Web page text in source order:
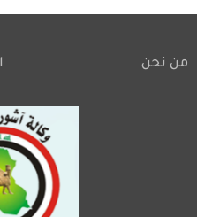
Footer
من نحن